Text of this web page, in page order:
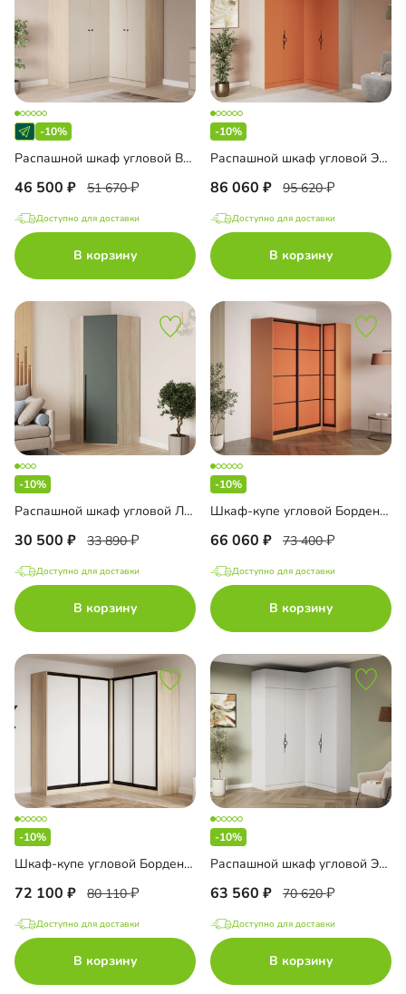
-10%
Распашной шкаф угловой Виггинс-2.2 400
46 500 51 670
Доступно для доставки
В корзину
-10%
Распашной шкаф угловой Элавия-2-450 Премиум с антресолью
86 060 95 620
Доступно для доставки
В корзину
-10%
Распашной шкаф угловой Лорэна-900 Премиум
30 500 33 890
Доступно для доставки
В корзину
-10%
Шкаф-купе угловой Борден-5-4 1000 Премиум
66 060 73 400
Доступно для доставки
В корзину
-10%
Шкаф-купе угловой Борден-6-6 2000
72 100 80 110
Доступно для доставки
В корзину
-10%
Распашной шкаф угловой Элавия-2-400 с антресолью
63 560 70 620
Доступно для доставки
В корзину